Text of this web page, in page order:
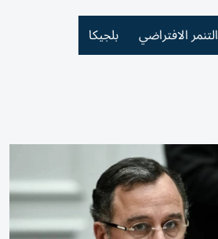
التنمر الافتراضي بلجيكا